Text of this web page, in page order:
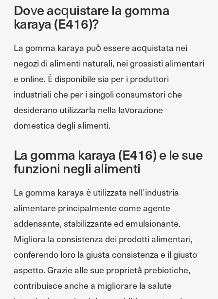
Dove acquistare la gomma
karaya (E416)?
La gomma karaya può essere acquistata nei
negozi di alimenti naturali, nei grossisti alimentari
e online. È disponibile sia per i produttori
industriali che per i singoli consumatori che
desiderano utilizzarla nella lavorazione
domestica degli alimenti.
La gomma karaya (E416) e le sue
funzioni negli alimenti
La gomma karaya è utilizzata nell’industria
alimentare principalmente come agente
addensante, stabilizzante ed emulsionante.
Migliora la consistenza dei prodotti alimentari,
conferendo loro la giusta consistenza e il giusto
aspetto. Grazie alle sue proprietà prebiotiche,
contribuisce anche a migliorare la salute